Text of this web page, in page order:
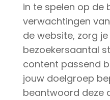
in te spelen op de
verwachtingen
de website, zorg
bezoekersaantal
content passend
jouw doelgroep
beantwoord deze